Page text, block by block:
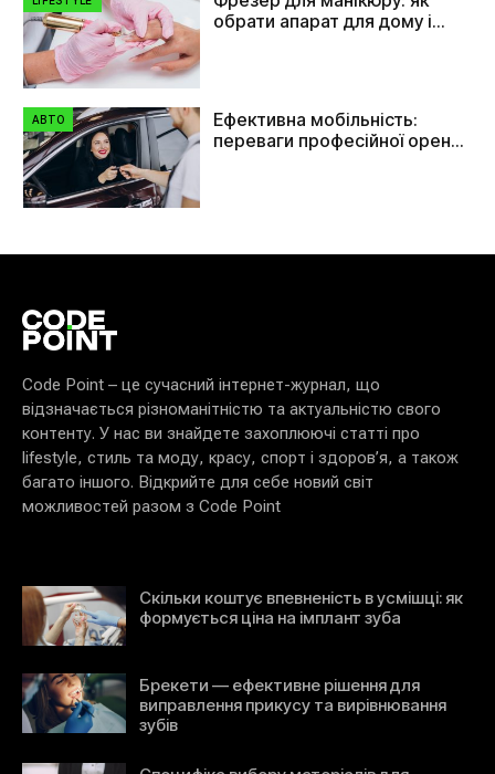
обрати апарат для дому і
АВТО
Ефективна мобільність:
переваги професійної оренди
Code Point – це сучасний інтернет-журнал, що
відзначається різноманітністю та актуальністю свого
контенту. У нас ви знайдете захоплюючі статті про
lifestyle, стиль та моду, красу, спорт і здоров’я, а також
багато іншого. Відкрийте для себе новий світ
можливостей разом з Code Point
Скільки коштує впевненість в усмішці: як
формується ціна на імплант зуба
Брекети — ефективне рішення для
виправлення прикусу та вирівнювання
зубів